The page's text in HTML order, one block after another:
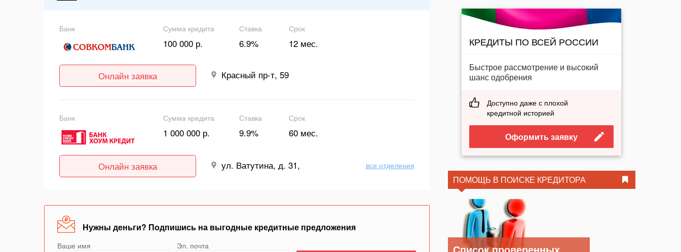
Банк Сумма кредита
100 000 р.
Ставка
6.9%
Срок
12 мес.
Онлайн заявка Красный пр-т, 59
Банк Сумма кредита
1 000 000 р.
Ставка
9.9%
Срок
60 мес.
Онлайн заявка ул. Ватутина, д. 31, все отделения
Нужны деньги? Подпишись на выгодные кредитные предложения
Ваше имя Эл. почта
КРЕДИТЫ ПО ВСЕЙ РОССИИ
Быстрое рассмотрение и высокий
шанс одобрения
Доступно даже с плохой
кредитной историей
Оформить заявку
ПОМОЩЬ В ПОИСКЕ КРЕДИТОРА